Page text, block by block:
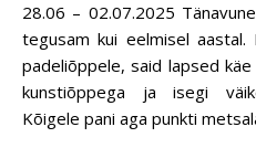
28.06 – 02.07.2025 Tänavune Käsmu lastelaager oli veidi
tegusam kui eelmisel aastal.
padeliõppele, said lapsed
kunstiõppega ja isegi
Kõigele pani aga punkti